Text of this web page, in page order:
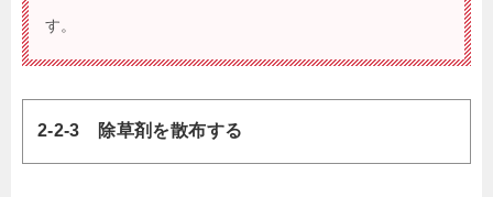
す。
2-2-3 除草剤を散布する